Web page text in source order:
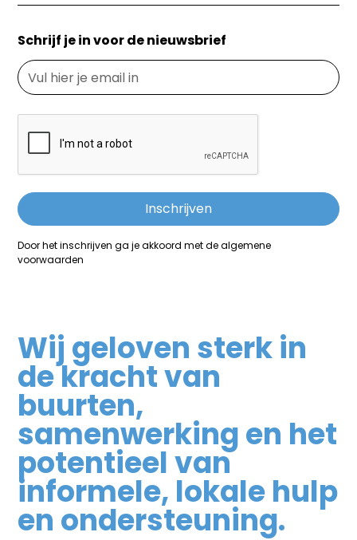
Schrijf je in voor de nieuwsbrief
Door het inschrijven ga je akkoord met de algemene
voorwaarden
Wij geloven sterk in
de kracht van
buurten,
samenwerking en het
potentieel van
informele, lokale hulp
en ondersteuning.